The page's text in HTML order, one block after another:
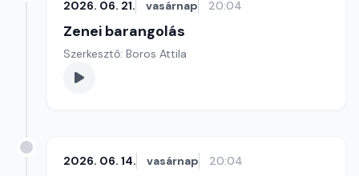
2026. 06. 21. vasárnap 20:04
Zenei barangolás
Szerkesztő: Boros Attila
2026. 06. 14. vasárnap 20:04